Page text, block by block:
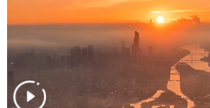
贵州 云南
甘肃 青海
黑龙江